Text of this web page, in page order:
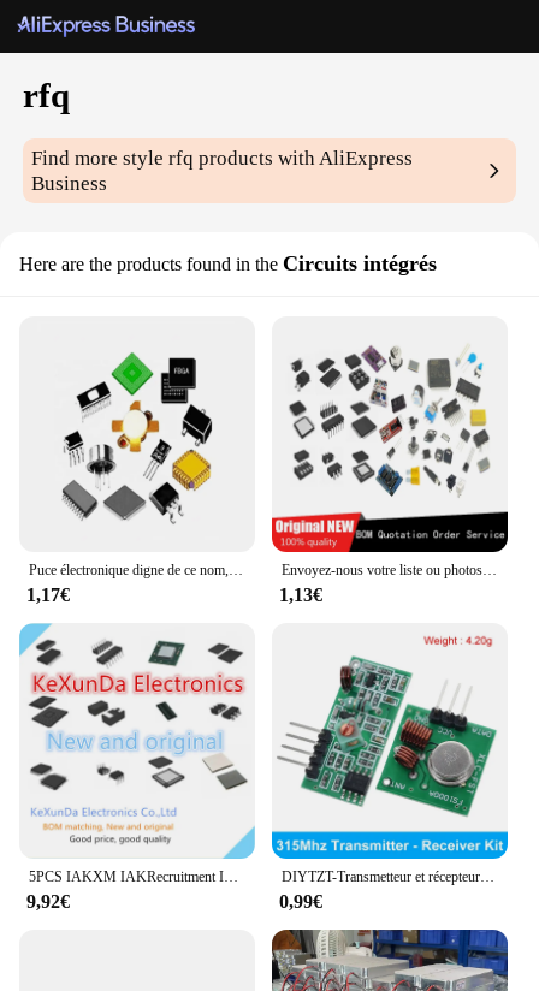
rfq
Find more stylerfq products with AliExpress
Business
Here are the products found in the Circuits intégrés
Puce électronique digne de ce nom, composants électroniques IC RFQ, circuits intégrés --- commandez ce dont vous avez besoin, acheteur de BOM lien de paiement
1,17€
Envoyez-nous votre liste ou photos RFQ ou BOM, et nous fournirons un devis pour la puce IC et les autres composants dont vous avez besoin
1,13€
5PCS IAKXM IAKRecruitment IAKXK IAKXF IAKX * IC MP9148GJ-Z Nouveau et Original EN STOCK LIVRAagressions GRATUITE BOM RFQ DE KEXUNDA
9,92€
DIYTZT-Transmetteur et récepteur RF 433Mhz, électronique intelligente, kit de liaison technique pour ardu37/ ARM/MCU WL, bricolage 315 Z/433 Z successifs sans fil
0,99€